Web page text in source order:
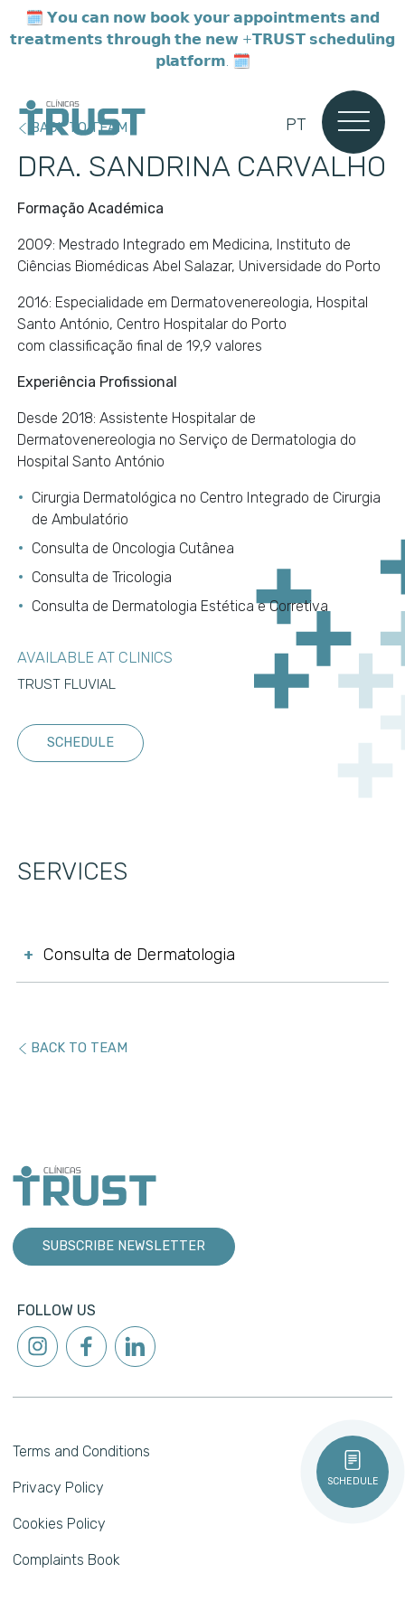
🗓️ 𝗬𝗼𝘂 𝗰𝗮𝗻 𝗻𝗼𝘄 𝗯𝗼𝗼𝗸 𝘆𝗼𝘂𝗿 𝗮𝗽𝗽𝗼𝗶𝗻𝘁𝗺𝗲𝗻𝘁𝘀 𝗮𝗻𝗱
𝘁𝗿𝗲𝗮𝘁𝗺𝗲𝗻𝘁𝘀 𝘁𝗵𝗿𝗼𝘂𝗴𝗵 𝘁𝗵𝗲 𝗻𝗲𝘄 +𝗧𝗥𝗨𝗦𝗧 𝘀𝗰𝗵𝗲𝗱𝘂𝗹𝗶𝗻𝗴
𝗽𝗹𝗮𝘁𝗳𝗼𝗿𝗺. 🗓️
PT
SCHEDULE
BACK TO TEAM
DRA. SANDRINA CARVALHO
Formação Académica
2009: Mestrado Integrado em Medicina, Instituto de
Ciências Biomédicas Abel Salazar, Universidade do Porto
2016: Especialidade em Dermatovenereologia, Hospital
Santo António, Centro Hospitalar do Porto
com classificação final de 19,9 valores
Experiência Profissional
Desde 2018: Assistente Hospitalar de
Dermatovenereologia no Serviço de Dermatologia do
Hospital Santo António
Cirurgia Dermatológica no Centro Integrado de Cirurgia
de Ambulatório
Consulta de Oncologia Cutânea
Consulta de Tricologia
Consulta de Dermatologia Estética e Corretiva
AVAILABLE AT CLINICS
TRUST FLUVIAL
SCHEDULE
SERVICES
+ Consulta de Dermatologia
BACK TO TEAM
SUBSCRIBE NEWSLETTER
FOLLOW US
Terms and Conditions
Privacy Policy
Cookies Policy
Complaints Book